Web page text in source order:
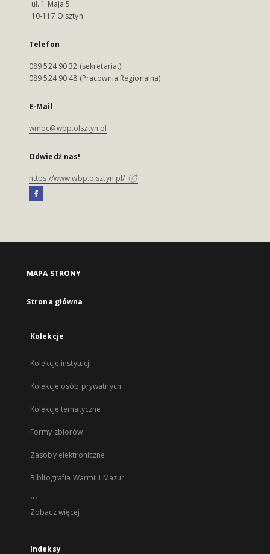
ul. 1 Maja 5
10-117 Olsztyn
Telefon
089 524 90 32 (sekretariat)
089 524 90 48 (Pracownia Regionalna)
E-Mail
wmbc@wbp.olsztyn.pl
Odwiedź nas!
https://www.wbp.olsztyn.pl/
MAPA STRONY
Strona główna
Kolekcje
Kolekcje instytucji
Kolekcje osób prywatnych
Kolekcje tematyczne
Formy zbiorów
Zasoby elektroniczne
Bibliografia Warmii i Mazur
...
Zobacz więcej
Indeksy